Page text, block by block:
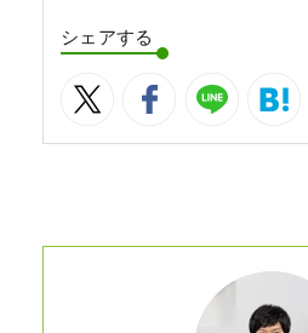
シェアする